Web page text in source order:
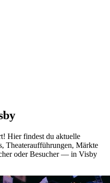
Hier findest du aktuelle
Theateraufführungen, Märkte
oder Besucher — in Visby